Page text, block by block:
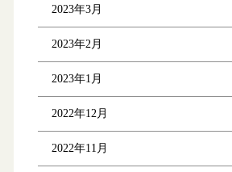
2023年3月
2023年2月
2023年1月
2022年12月
2022年11月